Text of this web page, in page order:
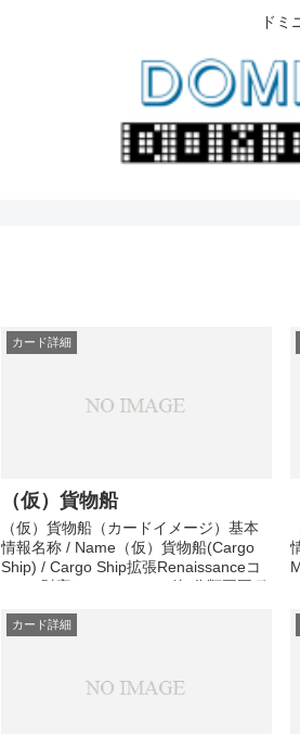
ドミ
カード詳細
（仮）貨物船
（仮）貨物船（カードイメージ）基本
情報名称 / Name（仮）貨物船(Cargo
Ship) / Cargo Ship拡張Renaissanceコ
スト (財宝)3コスト (その他)分類王国種
メモ準備中
カード詳細